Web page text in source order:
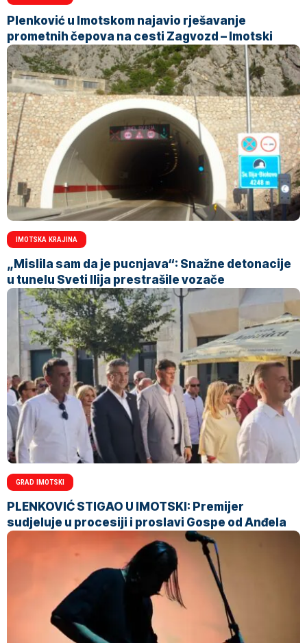
Plenković u Imotskom najavio rješavanje
prometnih čepova na cesti Zagvozd – Imotski
IMOTSKA KRAJINA
„Mislila sam da je pucnjava“: Snažne detonacije
u tunelu Sveti Ilija prestrašile vozače
GRAD IMOTSKI
PLENKOVIĆ STIGAO U IMOTSKI: Premijer
sudjeluje u procesiji i proslavi Gospe od Anđela